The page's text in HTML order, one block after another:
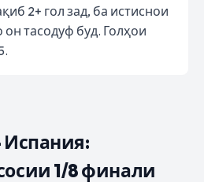
2+ гол зад, ба истиснои
тасодуф буд. Голҳои
Испания:
1/8 финали